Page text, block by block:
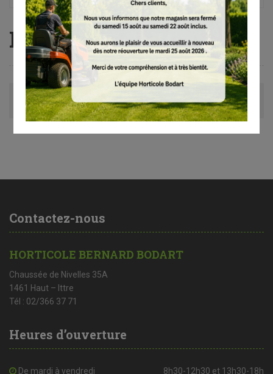
FS-KM, AutoCut C 26-2
Avis (0)
Contactez-nous
HORTICOLE BERNARD BODART
Chaussée de Nivelles 35A
1461 Haut – Ittre
Tél : 02/366 37 71
Heures d’ouverture
De mardi à vendredi 8h30-12h30 et 13h30-18h